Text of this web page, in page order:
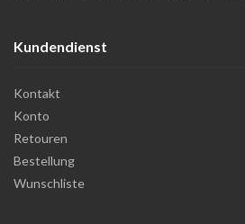
Kundendienst
Kontakt
Konto
Retouren
Bestellung
Wunschliste